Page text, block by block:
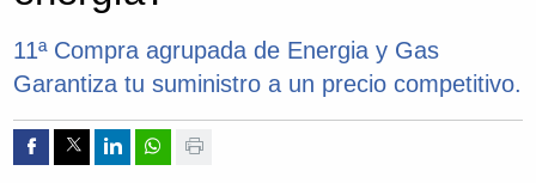
11ª Compra agrupada de Energia y Gas
Garantiza tu suministro a un precio competitivo.
Compartir por Facebook
Compartir por Twitter
Compartir por Linkedin
Compartir por whatsapp
Imprimir